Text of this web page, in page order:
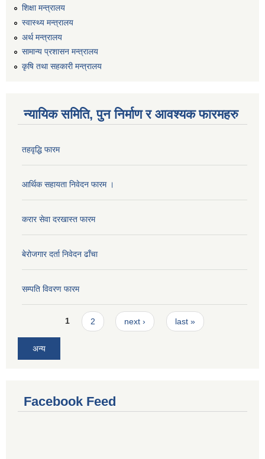
शिक्षा मन्त्रालय
स्वास्थ्य मन्त्रालय
अर्थ मन्त्रालय
सामान्य प्रशासन मन्त्रालय
कृषि तथा सहकारी मन्त्रालय
न्यायिक समिति, पुन निर्माण र आवश्यक फारमहरु
तहवृद्धि फारम
आर्थिक सहायता निवेदन फारम ।
करार सेवा दरखास्त फारम
बेरोजगार दर्ता निवेदन ढाँचा
सम्पति विवरण फारम
Pages1 2 next › last »
अन्य
Facebook Feed